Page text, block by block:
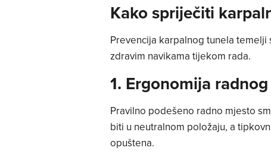
Kako spriječiti
Prevencija karpalnog tunela
zdravim navikama tijekom rada.
1. Ergonomija
Pravilno podešeno radno mjesto
biti u neutralnom položaju, a
opuštena.